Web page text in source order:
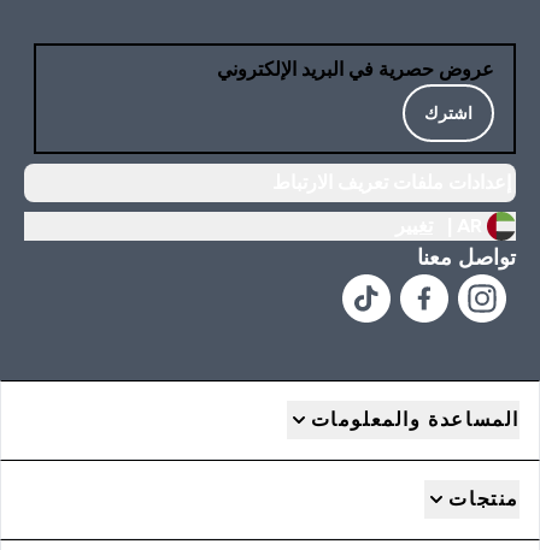
عروض حصرية في البريد الإلكتروني
اشترك
تواصل معنا
المساعدة والمعلومات
منتجات